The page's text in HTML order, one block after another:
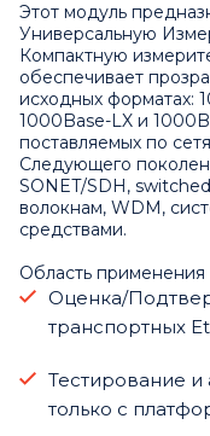
Этот модуль
Универсальную
Компактную
обеспечивает
исходных форматах:
1000Base-LX и
поставляемых по
Следующего
SONET/SDH,
волокнам, WDM,
средствами.
Область применения
Оценка/
транспортных
Тестирование и
только с